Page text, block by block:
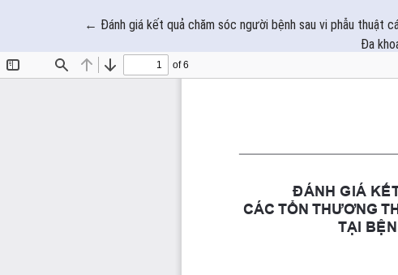
← Quay trở lại chi tiết bài báo
Đánh giá kết quả chăm sóc người bệnh sau vi phẫu thuật
Đa